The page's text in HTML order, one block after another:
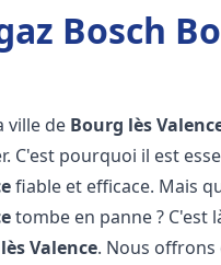
Bosch
ville de Bourg lès
C'est pourquoi il est
fiable et efficace. Mais
tombe en panne ? C'est
Valence. Nous